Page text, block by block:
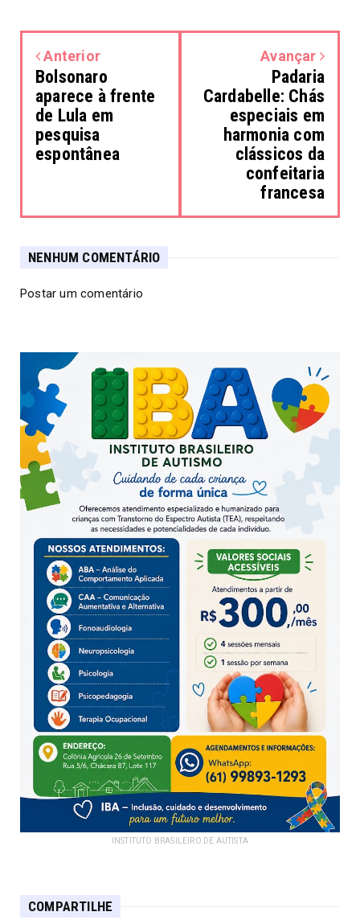
Anterior
Bolsonaro
aparece à frente
de Lula em
pesquisa
espontânea
Avançar
Padaria
Cardabelle: Chás
especiais em
harmonia com
clássicos da
confeitaria
francesa
NENHUM COMENTÁRIO
Postar um comentário
INSTITUTO BRASILEIRO DE AUTISTA
COMPARTILHE